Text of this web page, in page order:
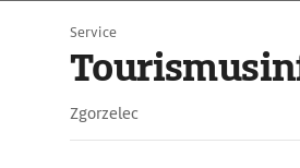
Service
Zgorzelec